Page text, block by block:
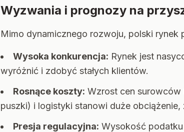
Wyzwania i prognozy na
Mimo dynamicznego rozwoju, polski
Wysoka konkurencja: Rynek jest
wyróżnić i zdobyć stałych klientów.
Rosnące koszty: Wzrost cen surowców
puszki) i logistyki stanowi duże obciążenie,
Presja regulacyjna: Wysokość